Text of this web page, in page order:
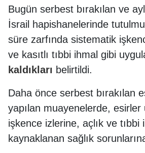
Bugün serbest bırakılan ve
İsrail hapishanelerinde
süre zarfında sistematik
ve kasıtlı tıbbi ihmal gibi
kaldıkları belirtildi.
Daha önce serbest bırakılan
yapılan muayenelerde, esirler
işkence izlerine, açlık ve tıbbi
kaynaklanan sağlık